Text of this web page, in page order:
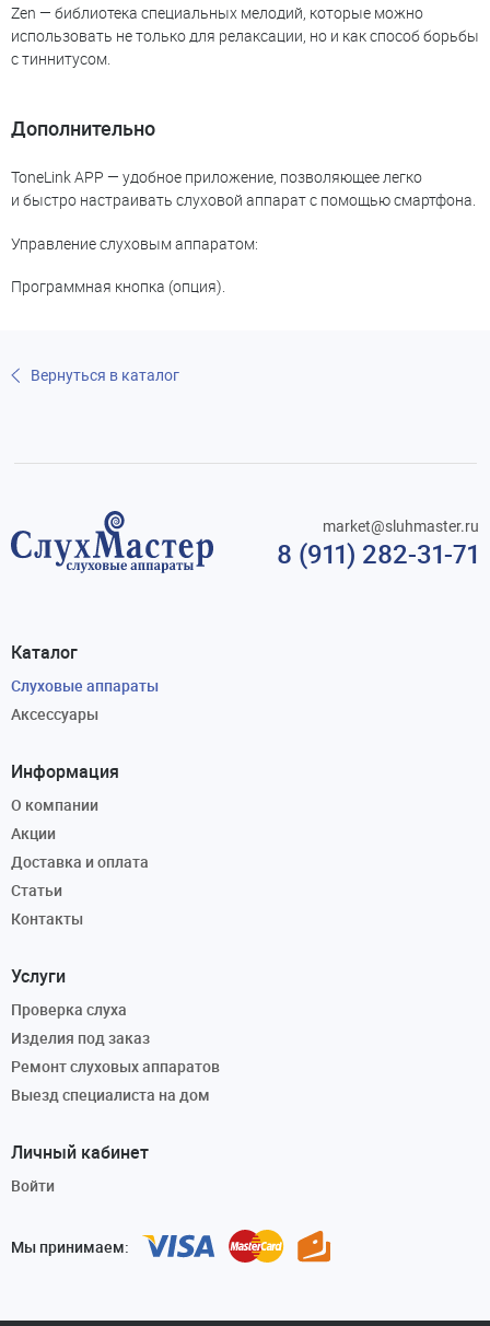
Zen — библиотека специальных мелодий, которые можно
использовать не только для релаксации, но и как способ борьбы
с тиннитусом.
Дополнительно
ToneLink APP — удобное приложение, позволяющее легко
и быстро настраивать слуховой аппарат с помощью смартфона.
Управление слуховым аппаратом:
Программная кнопка (опция).
Вернуться в каталог
8 (911) 282-31-71
market@sluhmaster.ru
Каталог
Слуховые аппараты
Аксессуары
Информация
О компании
Акции
Доставка и оплата
Статьи
Контакты
Услуги
Проверка слуха
Изделия под заказ
Ремонт слуховых аппаратов
Выезд специалиста на дом
Личный кабинет
Войти
Мы принимаем: